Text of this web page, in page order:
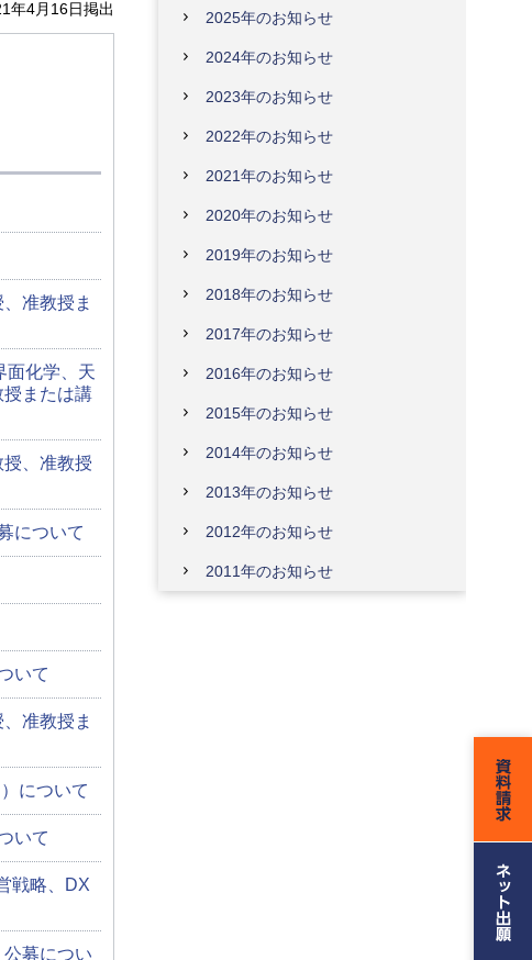
年4月16日掲出
准教授ま
面化学、天
または講
、准教授
について
いて
准教授ま
について
いて
戦略、DX
募につい
2025年のお知らせ
2024年のお知らせ
2023年のお知らせ
2022年のお知らせ
2021年のお知らせ
2020年のお知らせ
2019年のお知らせ
2018年のお知らせ
2017年のお知らせ
2016年のお知らせ
2015年のお知らせ
2014年のお知らせ
2013年のお知らせ
2012年のお知らせ
2011年のお知らせ